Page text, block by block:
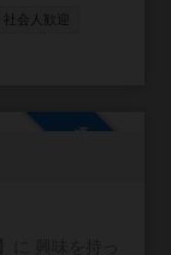
社会人歓迎